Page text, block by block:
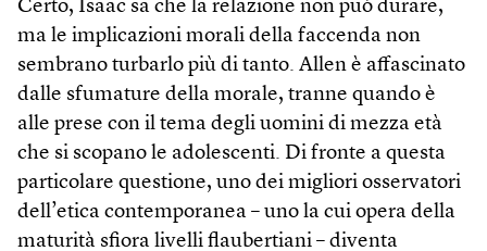
Certo, Isaac sa che la relazione non può durare,
ma le implicazioni morali della faccenda non
sembrano turbarlo più di tanto. Allen è affascinato
dalle sfumature della morale, tranne quando è
alle prese con il tema degli uomini di mezza età
che si scopano le adolescenti. Di fronte a questa
particolare questione, uno dei migliori osservatori
dell’etica contemporanea – uno la cui opera della
maturità sfiora livelli flaubertiani – diventa